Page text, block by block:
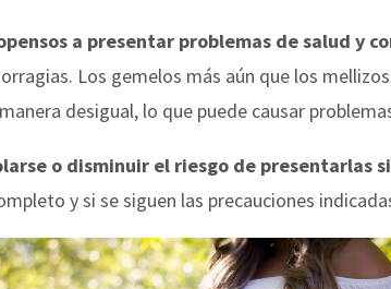
a presentar problemas de salud y
Los gemelos más aún que los
desigual, lo que puede causar
o disminuir el riesgo de presentarlas
y si se siguen las precauciones